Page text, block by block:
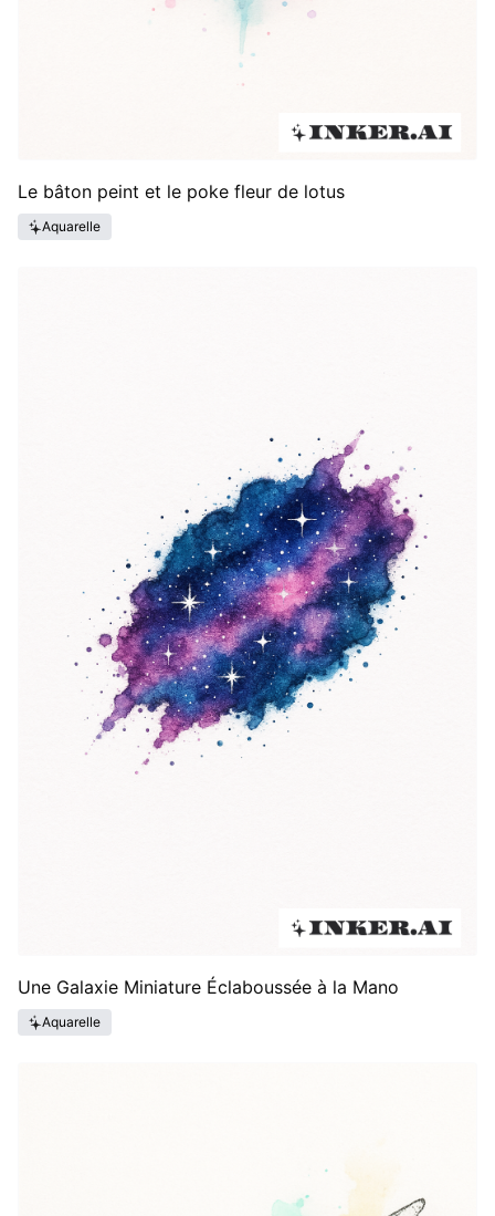
Le bâton peint et le poke fleur de lotus
Aquarelle
Une Galaxie Miniature Éclaboussée à la Mano
Aquarelle